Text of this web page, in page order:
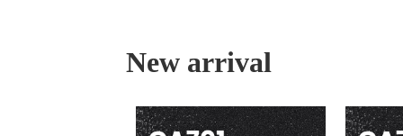
New arrival